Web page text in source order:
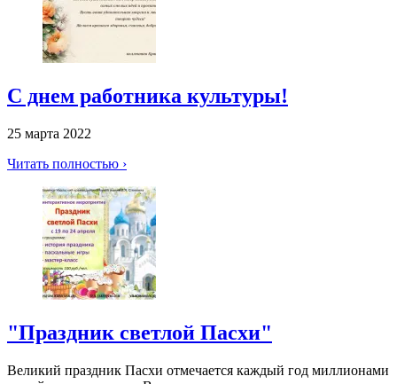
С днем работника культуры!
25 марта 2022
Читать полностью ›
"Праздник светлой Пасхи"
Великий праздник Пасхи отмечается каждый год миллионами